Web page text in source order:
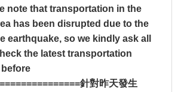
note that transportation in the
has been disrupted due to the
earthquake, so we kindly ask all
the latest transportation
針對昨天發生